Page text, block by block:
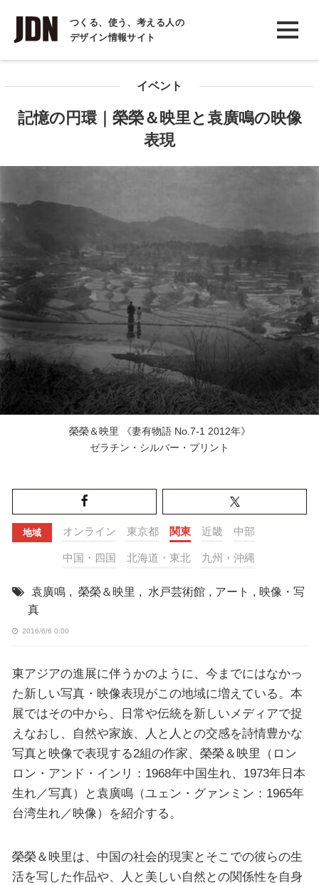
つくる、使う、考える人の
デザイン情報サイト
INTERVIEW
インタビュー
イベント
記憶の円環｜榮榮＆映里と袁廣鳴の映像
表現
榮榮＆映里 《妻有物語 No.7-1 2012年》
ゼラチン・シルバー・プリント
地域 オンライン 東京都 関東 近畿 中部
中国・四国 北海道・東北 九州・沖縄
袁廣鳴 , 榮榮＆映里 , 水戸芸術館 , アート , 映像・写
真
2016/6/6 0:00
東アジアの進展に伴うかのように、今までにはなかっ
た新しい写真・映像表現がこの地域に増えている。本
展ではその中から、日常や伝統を新しいメディアで捉
えなおし、自然や家族、人と人との交感を詩情豊かな
写真と映像で表現する2組の作家、榮榮＆映里（ロン
ロン・アンド・インリ：1968年中国生れ、1973年日本
生れ／写真）と袁廣鳴（ユェン・グァンミン：1965年
台湾生れ／映像）を紹介する。
榮榮＆映里は、中国の社会的現実とそこでの彼らの生
活を写した作品や、人と美しい自然との関係性を自身